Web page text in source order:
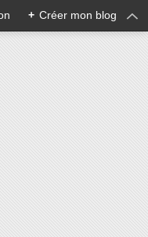
+ Créer mon blog